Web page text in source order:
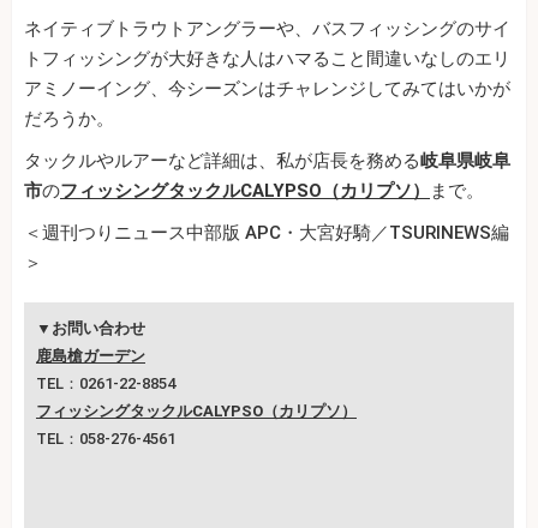
ネイティブトラウトアングラーや、バスフィッシングのサイ
トフィッシングが大好きな人はハマること間違いなしのエリ
アミノーイング、今シーズンはチャレンジしてみてはいかが
だろうか。
タックルやルアーなど詳細は、私が店長を務める岐阜県岐阜
市のフィッシングタックルCALYPSO（カリプソ）
まで。
＜週刊つりニュース中部版 APC・大宮好騎／TSURINEWS編
＞
▼お問い合わせ
鹿島槍ガーデン
TEL：0261-22-8854
フィッシングタックルCALYPSO（カリプソ）
TEL：058-276-4561